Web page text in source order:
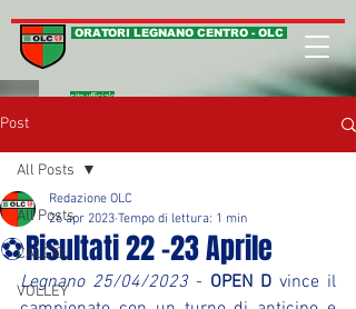
ORATORI LEGNANO CENTRO - OLC
sito ufficiale
Post
All Posts
CALCIO
VOLLEY
All Posts
⚽Risultati 22 -23 Aprile
Redazione OLC
26 apr 2023 Tempo di lettura: 1 min
Legnano 25/04/2023 - OPEN D vince il